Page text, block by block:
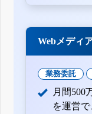
Webメディ
業務委託
月間500
を運営で